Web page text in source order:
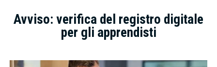
Avviso: verifica del registro digitale
per gli apprendisti